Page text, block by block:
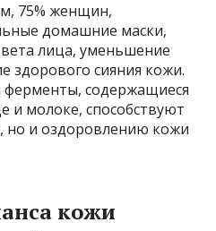
75% женщин,
домашние маски,
лица, уменьшение
здорового сияния кожи.
содержащиеся
и молоке, способствуют
но и оздоровлению кожи
кожи